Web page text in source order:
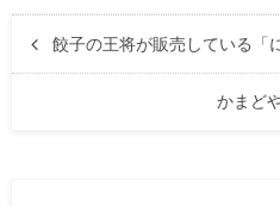
餃子の王将が販売している「
かまど